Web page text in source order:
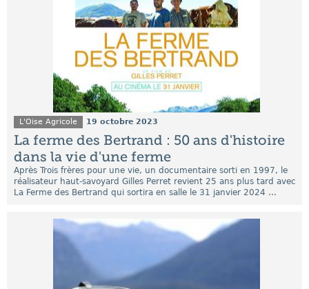
L'Oise Agricole 19 octobre 2023
La ferme des Bertrand : 50 ans d'histoire
dans la vie d'une ferme
Après Trois frères pour une vie, un documentaire sorti en 1997, le
réalisateur haut-savoyard Gilles Perret revient 25 ans plus tard avec
La Ferme des Bertrand qui sortira en salle le 31 janvier 2024 ...